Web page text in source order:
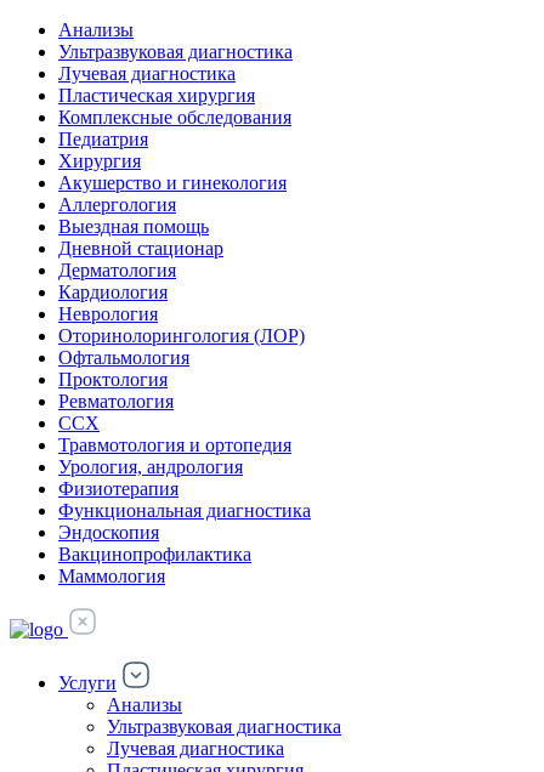
Анализы
Ультразвуковая диагностика
Лучевая диагностика
Пластическая хирургия
Комплексные обследования
Педиатрия
Хирургия
Акушерство и гинекология
Аллергология
Выездная помощь
Дневной стационар
Дерматология
Кардиология
Неврология
Оторинолорингология (ЛОР)
Офтальмология
Проктология
Ревматология
ССХ
Травмотология и ортопедия
Урология, андрология
Физиотерапия
Функциональная диагностика
Эндоскопия
Вакцинопрофилактика
Маммология
Услуги
Анализы
Ультразвуковая диагностика
Лучевая диагностика